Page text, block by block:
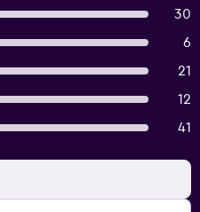
30
6
21
12
41